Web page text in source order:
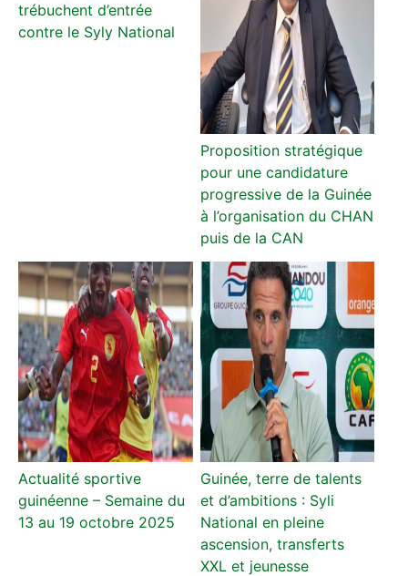
trébuchent d’entrée
contre le Syly National
Proposition stratégique
pour une candidature
progressive de la Guinée
à l’organisation du CHAN
puis de la CAN
Actualité sportive
guinéenne – Semaine du
13 au 19 octobre 2025
Guinée, terre de talents
et d’ambitions : Syli
National en pleine
ascension, transferts
XXL et jeunesse